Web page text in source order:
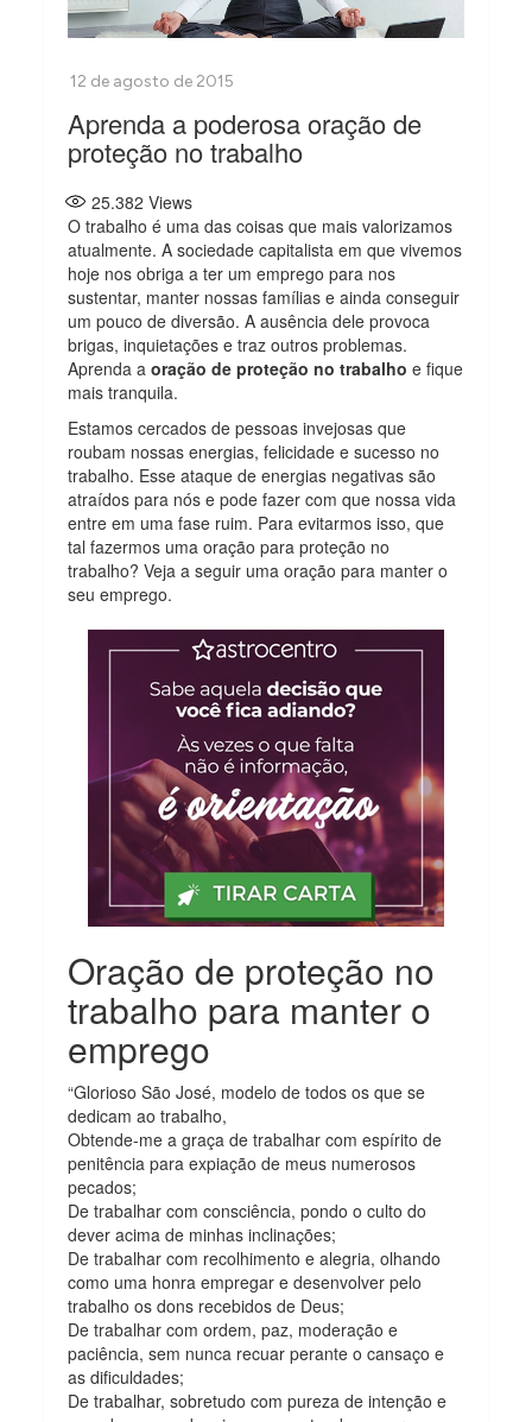
Aprenda a poderosa oração de
proteção no trabalho
25.382 Views
O trabalho é uma das coisas que mais valorizamos
atualmente. A sociedade capitalista em que vivemos
hoje nos obriga a ter um emprego para nos
sustentar, manter nossas famílias e ainda conseguir
um pouco de diversão. A ausência dele provoca
brigas, inquietações e traz outros problemas.
Aprenda aoração de proteção no trabalho e fique
mais tranquila.
Estamos cercados de pessoas invejosas que
roubam nossas energias, felicidade e sucesso no
trabalho. Esse ataque de energias negativas são
atraídos para nós e pode fazer com que nossa vida
entre em uma fase ruim. Para evitarmos isso, que
tal fazermos uma oração para proteção no
trabalho? Veja a seguir uma oração para manter o
seu emprego.
Oração de proteção no
trabalho para manter o
emprego
“Glorioso São José, modelo de todos os que se
dedicam ao trabalho,
Obtende-me a graça de trabalhar com espírito de
penitência para expiação de meus numerosos
pecados;
De trabalhar com consciência, pondo o culto do
dever acima de minhas inclinações;
De trabalhar com recolhimento e alegria, olhando
como uma honra empregar e desenvolver pelo
trabalho os dons recebidos de Deus;
De trabalhar com ordem, paz, moderação e
paciência, sem nunca recuar perante o cansaço e
as dificuldades;
De trabalhar, sobretudo com pureza de intenção e